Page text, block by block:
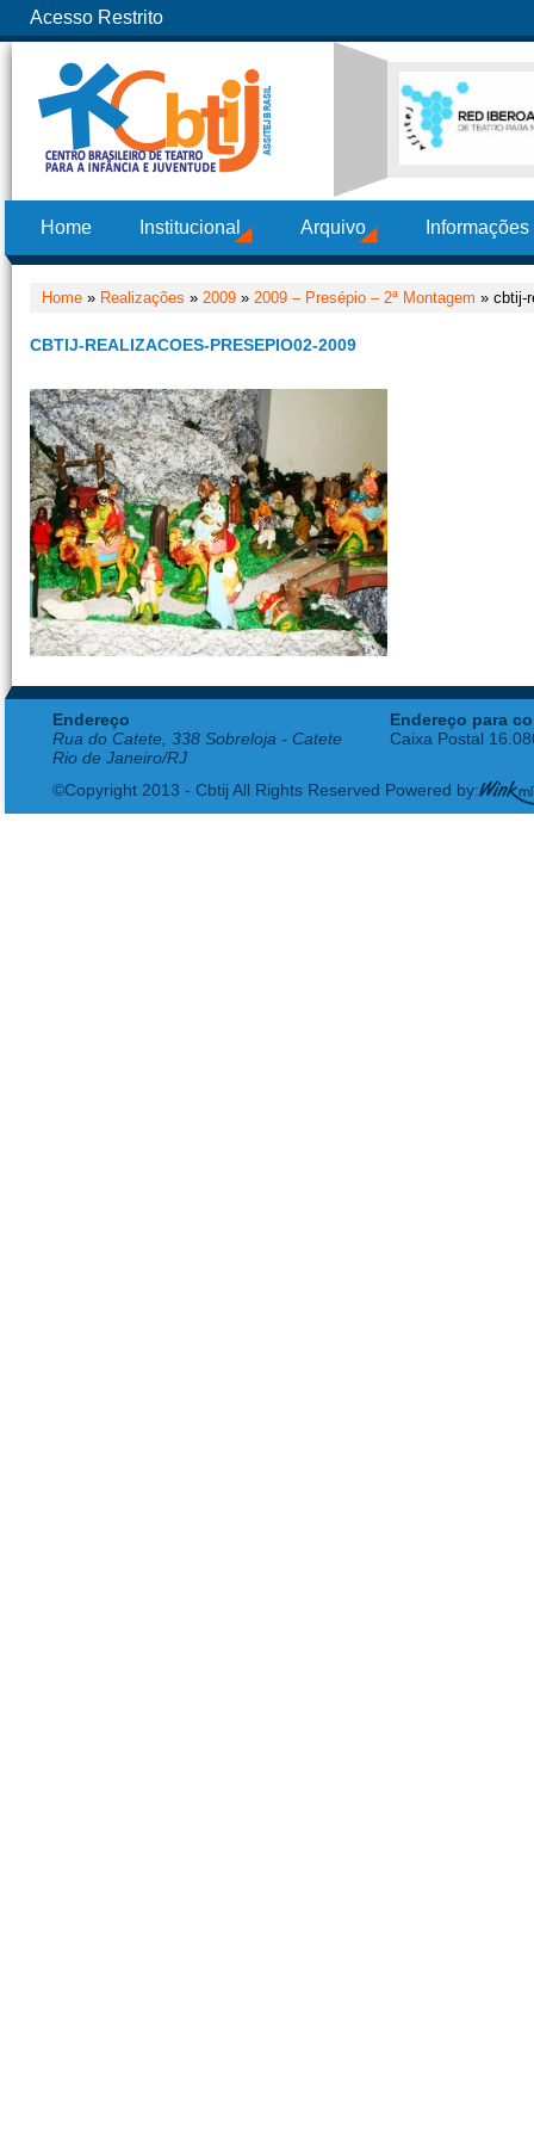
Acesso Restrito
Home Institucional Arquivo
Home » Realizações » 2009 » 2009 – Presépio – 2ª Montagem » cbtij-
CBTIJ-REALIZACOES-PRESEPIO02-2009
Endereço
Rua do Catete, 338 Sobreloja - Catete
Rio de Janeiro/RJ
Endereço para
Caixa Postal
©Copyright 2013 - Cbtij All Rights Reserved Powered by: